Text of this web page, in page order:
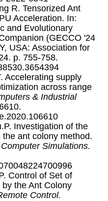
R. Tensorized Ant
Acceleration. In:
and Evolutionary
(GECCO '24
USA: Association for
p. 755-758.
Accelerating supply
across range
& Industrial
Investigation of the
ant colony method.
Simulations.
Control of Set of
the Ant Colony
Control.